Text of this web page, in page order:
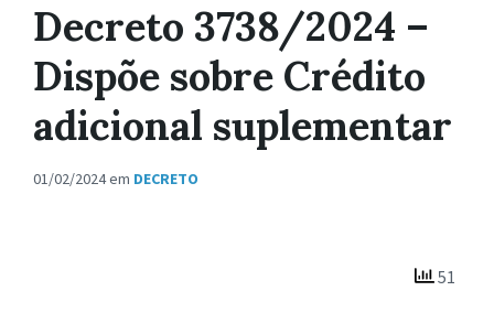
Decreto 3738/2024 –
Dispõe sobre Crédito
adicional suplementar
01/02/2024em DECRETO
51